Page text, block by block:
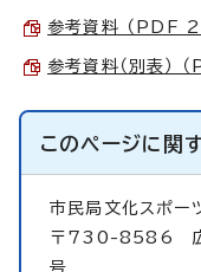
参考資料 （PDF
参考資料（別表）
このページに関
市民局文化スポー
〒730-8586 広
号